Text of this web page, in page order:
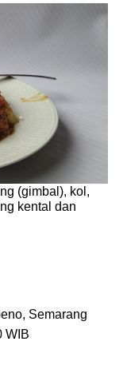
(gimbal), kol,
kental dan
Semarang
WIB